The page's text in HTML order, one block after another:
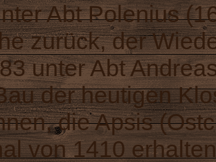
Abt Polenius
zurück, der
unter Abt
der heutigen
die Apsis
von 1410